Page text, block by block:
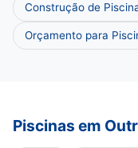
Construção de
Orçamento para
Piscinas em